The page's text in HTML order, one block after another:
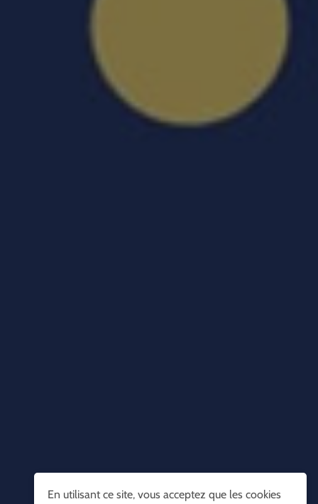
En utilisant ce site, vous acceptez que les cookies